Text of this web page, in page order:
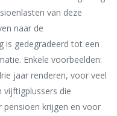
van deze
naar de
is gedegradeerd tot een
Enkele voorbeelden:
jaar renderen, voor veel
vijftigplussers die
krijgen en voor